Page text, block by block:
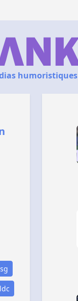
humoristiques
ldc